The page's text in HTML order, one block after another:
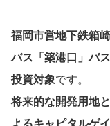
福岡市営地下鉄箱
バス「築港口」バ
投資対象です。
将来的な開発用地